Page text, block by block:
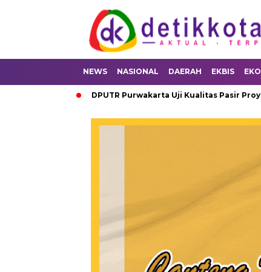
NEWS NASIONAL DAERAH EKBIS
DPUTR Purwakarta Uji Kualitas Pasir Proyek